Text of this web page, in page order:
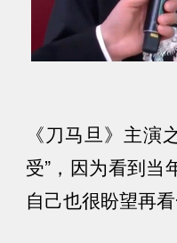
《刀马旦》主演
受”，因为看到当
自己也很盼望再